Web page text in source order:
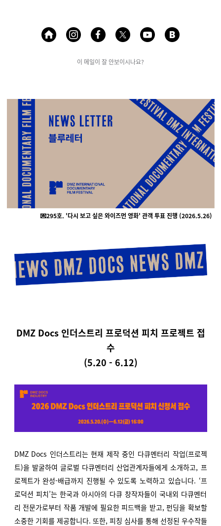
이 메일이 잘 안보이시나요?
💌295호. '다시 보고 싶은 와이즈먼 영화' 관객 투표 진행 (2026.5.26)
DMZ Docs 인더스트리 프로덕션 피치 프로젝트 접
수
(5.20 - 6.12)
DMZ Docs 인더스트리는 현재 제작 중인 다큐멘터리 작업(프로젝
트)을 발굴하여 글로벌 다큐멘터리 산업관계자들에게 소개하고, 프
로젝트가 완성-배급까지 진행될 수 있도록 노력하고 있습니다. ‘프
로덕션 피치’는 한국과 아시아의 다큐 창작자들이 국내외 다큐멘터
리 전문가로부터 작품 개발에 필요한 피드백을 받고, 펀딩을 확보할
소중한 기회를 제공합니다. 또한, 피칭 심사를 통해 선정된 우수작들